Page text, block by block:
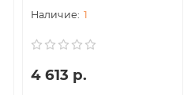
1
4 613 р.